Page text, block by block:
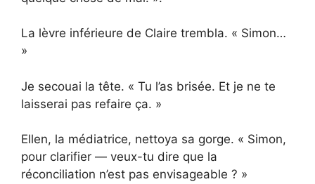
La lèvre inférieure de Claire trembla. « Simon…
»
Je secouai la tête. « Tu l’as brisée. Et je ne te
laisserai pas refaire ça. »
Ellen, la médiatrice, nettoya sa gorge. « Simon,
pour clarifier — veux-tu dire que la
réconciliation n’est pas envisageable ? »